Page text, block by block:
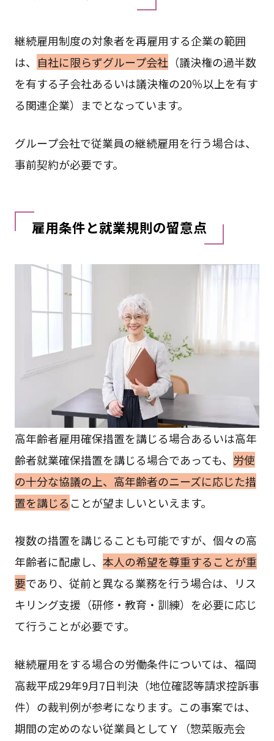
継続雇用制度の対象者を再雇用する企業の範囲
は、
自社に限らずグループ会社 （議決権の過半数
を有する子会社あるいは議決権の20％以上を有す
る関連企業）までとなっています。
グループ会社で従業員の継続雇用を行う場合は、
事前契約が必要です。
雇用条件と就業規則の留意点
高年齢者雇用確保措置を講じる場合あるいは高年
齢者就業確保措置を講じる場合であっても、 労使
の十分な協議の上、高年齢者のニーズに応じた措
置を講じる ことが望ましいといえます。
複数の措置を講じることも可能ですが、個々の高
年齢者に配慮し、 本人の希望を尊重することが重
要であり、従前と異なる業務を行う場合は、リス
キリング支援（研修・教育・訓練）を必要に応じ
て行うことが必要です。
継続雇用をする場合の労働条件については、福岡
高裁平成29年9月7日判決（地位確認等請求控訴事
件）の裁判例が参考になります。この事案では、
期間の定めのない従業員としてＹ（惣菜販売会